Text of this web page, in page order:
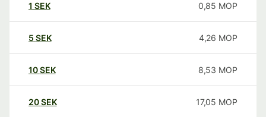
1 SEK 0,85 MOP
5 SEK 4,26 MOP
10SEK 8,53 MOP
20SEK 17,05 MOP